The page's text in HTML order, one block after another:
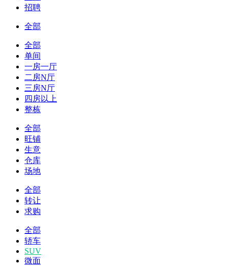
招聘
全部
全部
单间
一房一厅
二房N厅
三房N厅
四房以上
整栋
全部
旺铺
生意
仓库
场地
全部
转让
求购
全部
轿车
SUV
微面